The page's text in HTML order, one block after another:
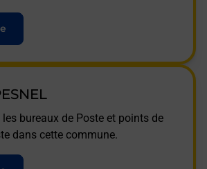
bureaux de Poste et points de
dans cette commune.